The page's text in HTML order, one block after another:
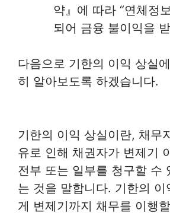
약』에 따라 “연체정
되어 금융 불이익을
다음으로 기한의 이익 상실
히 알아보도록 하겠습니다.
기한의 이익 상실이란, 채무
유로 인해 채권자가 변제기
전부 또는 일부를 청구할 수
는 것을 말합니다. 기한의 이
게 변제기까지 채무를 이행